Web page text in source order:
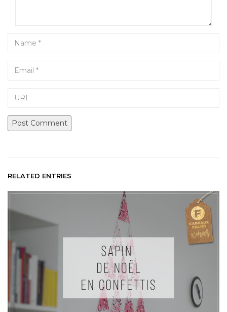
Name
Email
RELATED ENTRIES